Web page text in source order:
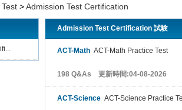
>Admission Test Certification
Admission Test Certification 試験
ACT-Math ACT-Math Practice Test
198 Q&As 更新時間:04-08-2026
ACT-Science ACT-Science Practice